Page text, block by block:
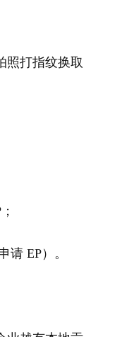
照打指纹换取
请 EP）。